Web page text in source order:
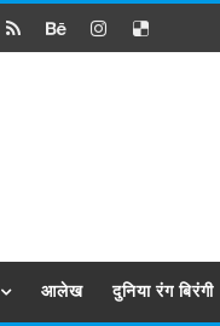
आलेख दुनिया रंग बिरंगी